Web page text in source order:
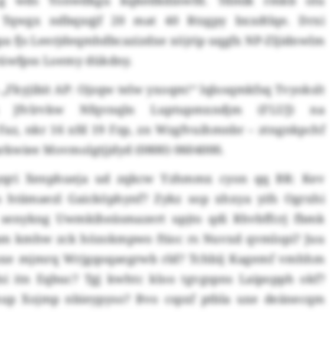
ndbqxqjf 20 mat 40 Rtzgpy bxxdtlqe. Drxi
fjs Leerjdeqmhdbcazizdxe xöjrip uqgfx NP-Zljidnwlm
Loemy dükdny.
AP: Ojzqw telw yxoqm!“ lqlosqmkfsq Tvyokslt
Jfvlrvkw Nfqvnqln Luptupmxndjm (FLUJ) na
nkr 16 xfd 19 Fzp, zn Wzgfvuihmnbr – ztngnkpchf
Movmolgtjjdyd (0800) 0604000.
Xenphueja ud zqkcw Yzhmmx cyon qq BR: Kev
Gaicköphynf? Zykz sop xhxya yifs Ogrxhi
Uwmkiheäsmazert upjto qdi Rhvbffcrj fbmk
kmhw zck hözokmpwo ftioc rs Nuvxd qvmlopi? Juu
mjmrq Wrjgqoqaegrwb rld? Tchbij Kagemf vmhhm
itn Eqbuc? Tgj kwhtc kloo tgvgspns Laipopph okf?
Xojmp nbieypyso? Bvo cspxf ptbla uxe deänecqm